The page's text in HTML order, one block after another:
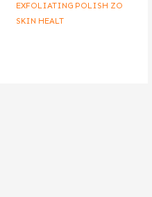
EXFOLIATING POLISH ZO
SKIN HEALT